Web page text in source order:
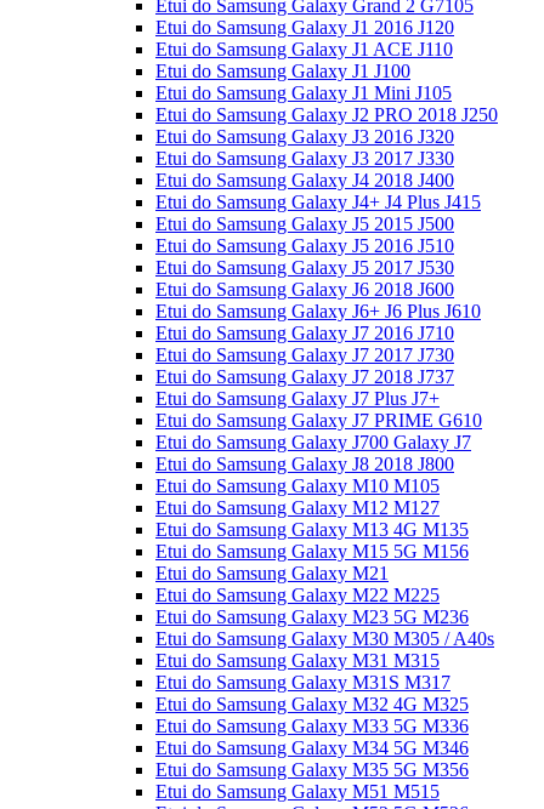
Etui do Samsung Galaxy Grand 2 G7105
Etui do Samsung Galaxy J1 2016 J120
Etui do Samsung Galaxy J1 ACE J110
Etui do Samsung Galaxy J1 J100
Etui do Samsung Galaxy J1 Mini J105
Etui do Samsung Galaxy J2 PRO 2018 J250
Etui do Samsung Galaxy J3 2016 J320
Etui do Samsung Galaxy J3 2017 J330
Etui do Samsung Galaxy J4 2018 J400
Etui do Samsung Galaxy J4+ J4 Plus J415
Etui do Samsung Galaxy J5 2015 J500
Etui do Samsung Galaxy J5 2016 J510
Etui do Samsung Galaxy J5 2017 J530
Etui do Samsung Galaxy J6 2018 J600
Etui do Samsung Galaxy J6+ J6 Plus J610
Etui do Samsung Galaxy J7 2016 J710
Etui do Samsung Galaxy J7 2017 J730
Etui do Samsung Galaxy J7 2018 J737
Etui do Samsung Galaxy J7 Plus J7+
Etui do Samsung Galaxy J7 PRIME G610
Etui do Samsung Galaxy J700 Galaxy J7
Etui do Samsung Galaxy J8 2018 J800
Etui do Samsung Galaxy M10 M105
Etui do Samsung Galaxy M12 M127
Etui do Samsung Galaxy M13 4G M135
Etui do Samsung Galaxy M15 5G M156
Etui do Samsung Galaxy M21
Etui do Samsung Galaxy M22 M225
Etui do Samsung Galaxy M23 5G M236
Etui do Samsung Galaxy M30 M305 / A40s
Etui do Samsung Galaxy M31 M315
Etui do Samsung Galaxy M31S M317
Etui do Samsung Galaxy M32 4G M325
Etui do Samsung Galaxy M33 5G M336
Etui do Samsung Galaxy M34 5G M346
Etui do Samsung Galaxy M35 5G M356
Etui do Samsung Galaxy M51 M515